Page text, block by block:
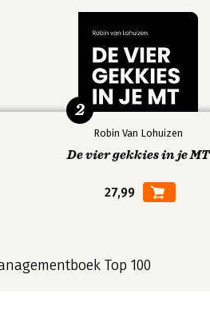
Robin Van Lohuizen
De vier gekkies in je MT
27,99
2
Top 100